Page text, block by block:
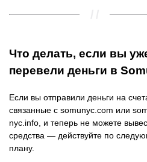
Что делать, если вы
перевели деньги в
Если вы отправили деньги на
связанные с somunyc.com или
nyc.info, и теперь не можете
средства — действуйте по
плану.